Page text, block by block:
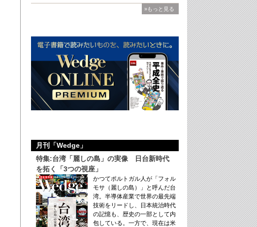
»もっと見る
月刊「Wedge」
特集:台湾「麗しの島」の実像 日台新時代
を拓く「3つの視座」
かつてポルトガル人が「フォル
モサ（麗しの島）」と呼んだ台
湾。半導体産業で世界の最先端
技術をリードし、日本統治時代
の記憶も、歴史の一部として内
包している。一方で、現在は米